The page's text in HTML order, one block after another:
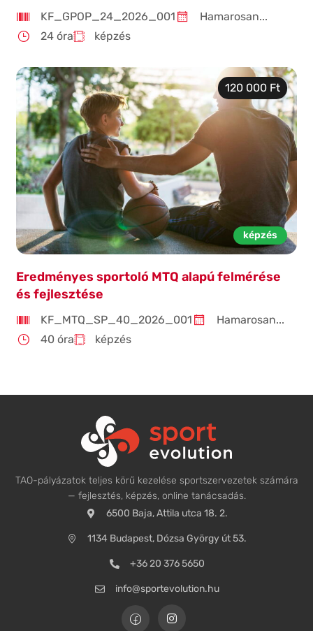
KF_GPOP_24_2026_001
Hamarosan...
24 óra
képzés
120 000 Ft
képzés
Eredményes sportoló MTQ alapú felmérése
és fejlesztése
KF_MTQ_SP_40_2026_001
Hamarosan...
40 óra
képzés
TAO-pályázatok teljes körű kezelése sportszervezetek számára
— fejlesztés, képzés, online tanácsadás.
6500 Baja, Attila utca 18. 2.
1134 Budapest, Dózsa György út 53.
+36 20 376 5650
info@sportevolution.hu